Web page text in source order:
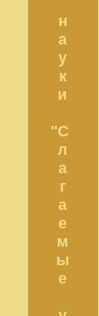
н
а
у
к
и
"С
л
а
г
а
е
м
ы
е